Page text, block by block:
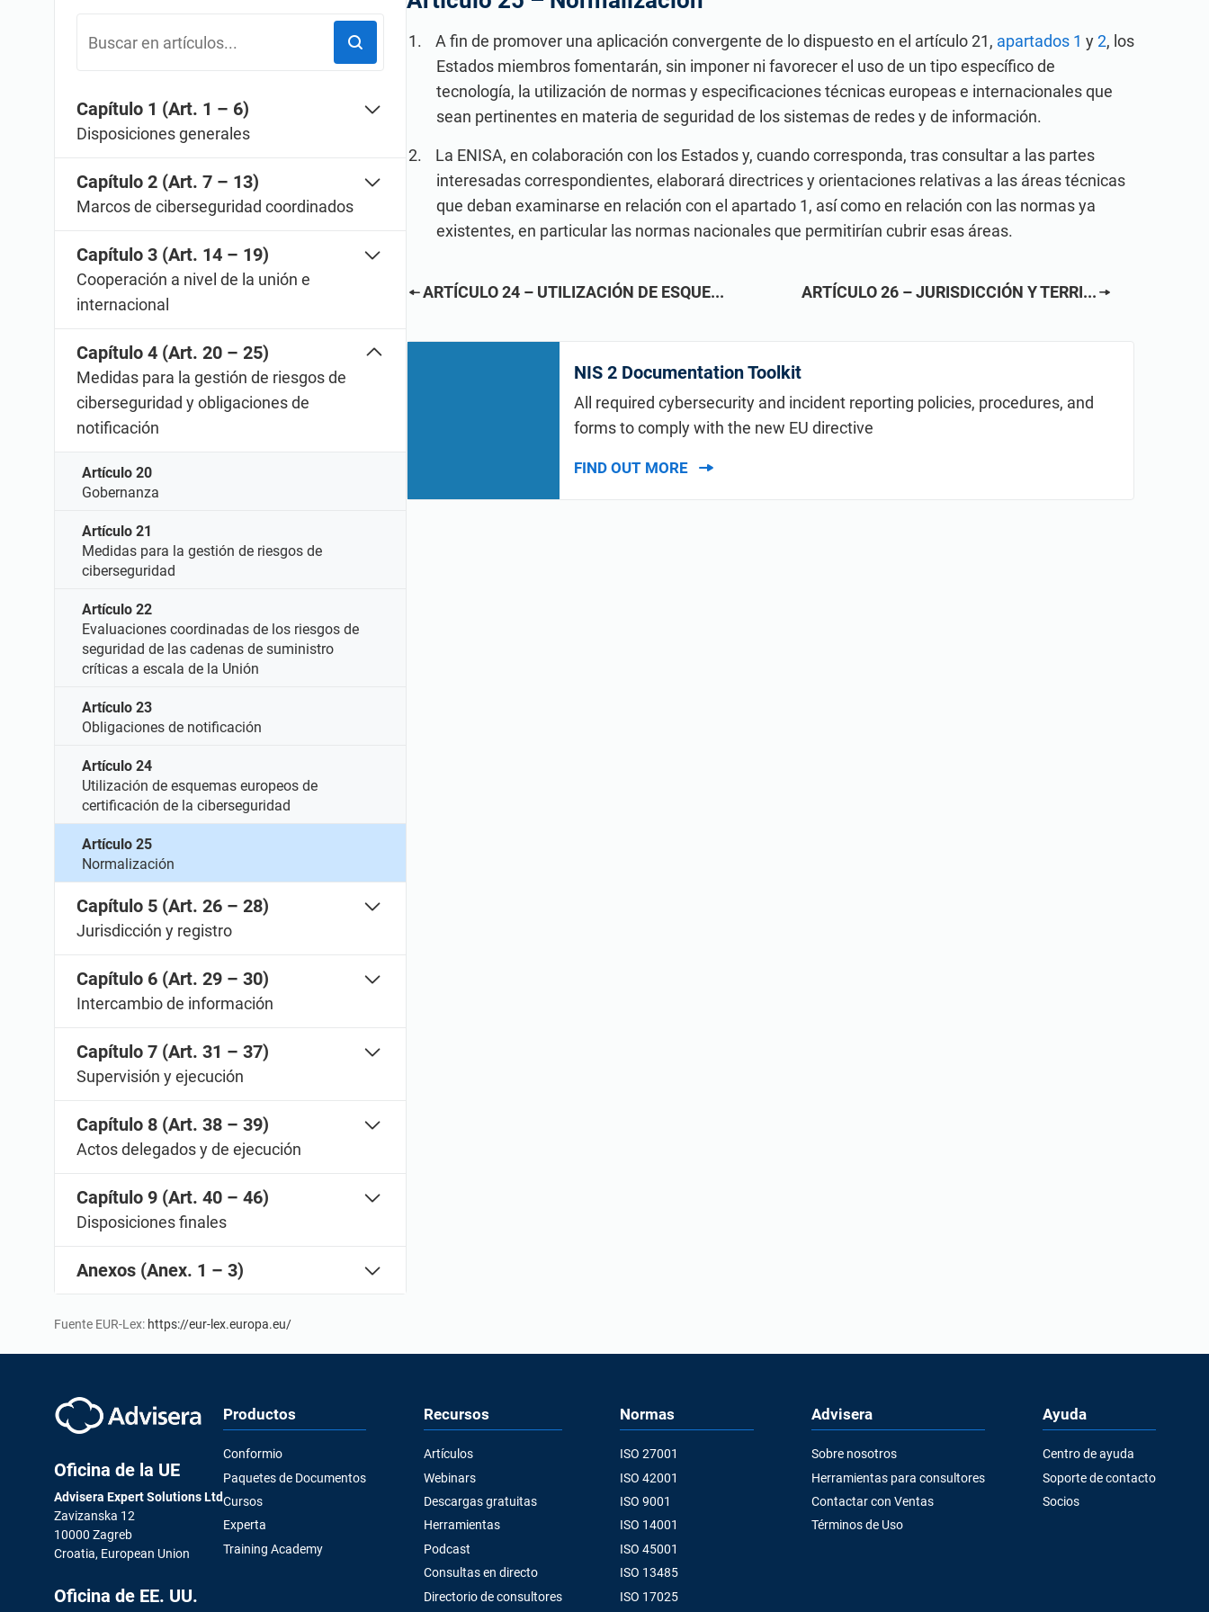
ISO 22301
AS9100
ISO 27001
Cree documentación de ISO 27001, obtenga respuestas
instantáneas a cualquier pregunta relacionada con ISO
27001 y el SGSI, perfeccione su redacción y desarrolle
materiales de formación en seguridad más rápido con la
plataforma impulsada por IA de Advisera.
Aeroespacial
obtén respuestas inmediatas a tus dudas sobre el
cumplimiento, elabora materiales de formación más
rápidamente y perfecciona tus textos gracias a la
plataforma de Advisera, basada en inteligencia artificial
y en conocimientos propios sobre cumplimiento
normativo.
Capítulo 1 (Art. 1 – 6)
Disposiciones generales
Capítulo 2 (Art. 7 – 13)
Marcos de ciberseguridad coordinados
Capítulo 3 (Art. 14 – 19)
Cooperación a nivel de la unión e
internacional
Capítulo 4 (Art. 20 – 25)
Medidas para la gestión de riesgos de
ciberseguridad y obligaciones de
notificación
Artículo 20
Gobernanza
Artículo 21
Medidas para la gestión de riesgos de
ciberseguridad
Artículo 22
Evaluaciones coordinadas de los riesgos de
seguridad de las cadenas de suministro
críticas a escala de la Unión
Artículo 23
Obligaciones de notificación
Artículo 24
Utilización de esquemas europeos de
certificación de la ciberseguridad
Artículo 25
Normalización
Capítulo 5 (Art. 26 – 28)
Jurisdicción y registro
Capítulo 6 (Art. 29 – 30)
Intercambio de información
Capítulo 7 (Art. 31 – 37)
Supervisión y ejecución
Capítulo 8 (Art. 38 – 39)
Actos delegados y de ejecución
Capítulo 9 (Art. 40 – 46)
Disposiciones finales
Anexos (Anex. 1 – 3)
Fuente EUR-Lex: https://eur-lex.europa.eu/
A fin de promover una aplicación convergente de lo dispuesto en el artículo 21, apartados 1 y2, los
Estados miembros fomentarán, sin imponer ni favorecer el uso de un tipo específico de
tecnología, la utilización de normas y especificaciones técnicas europeas e internacionales que
sean pertinentes en materia de seguridad de los sistemas de redes y de información.
La ENISA, en colaboración con los Estados y, cuando corresponda, tras consultar a las partes
interesadas correspondientes, elaborará directrices y orientaciones relativas a las áreas técnicas
que deban examinarse en relación con el apartado 1, así como en relación con las normas ya
existentes, en particular las normas nacionales que permitirían cubrir esas áreas.
ARTÍCULO 24 – UTILIZACIÓN DE ESQUE... ARTÍCULO 26 – JURISDICCIÓN Y TERRI...
NIS 2 Documentation Toolkit
All required cybersecurity and incident reporting policies, procedures, and
forms to comply with the new EU directive
FIND OUT MORE
Oficina de la UE
Advisera Expert Solutions Ltd
Zavizanska 12
10000 Zagreb
Croatia, European Union
Oficina de EE. UU.
Productos
Conformio
Paquetes de Documentos
Cursos
Experta
Training Academy
Recursos
Artículos
Webinars
Descargas gratuitas
Herramientas
Podcast
Consultas en directo
Directorio de consultores
Normas
ISO 27001
ISO 42001
ISO 9001
ISO 14001
ISO 45001
ISO 13485
ISO 17025
Advisera
Sobre nosotros
Herramientas para consultores
Contactar con Ventas
Términos de Uso
Ayuda
Centro de ayuda
Soporte de contacto
Socios